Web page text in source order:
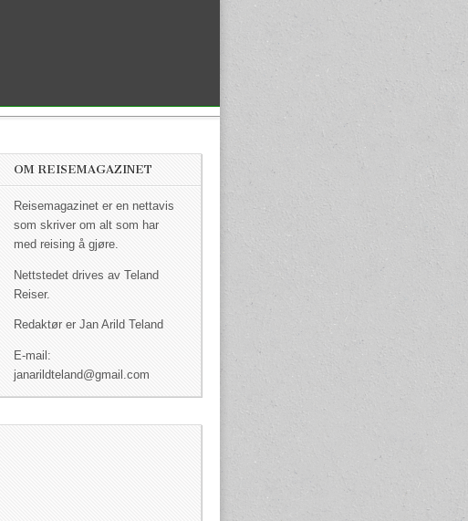
OM REISEMAGAZINET
Reisemagazinet er en nettavis
som skriver om alt som har
med reising å gjøre.
Nettstedet drives av Teland
Reiser.
Redaktør er Jan Arild Teland
E-mail:
janarildteland@gmail.com